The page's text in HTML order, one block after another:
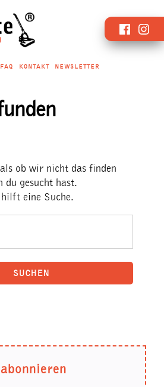
FAQ KONTAKT NEWSLETTER
ob wir nicht das finden
du gesucht hast.
eine Suche.